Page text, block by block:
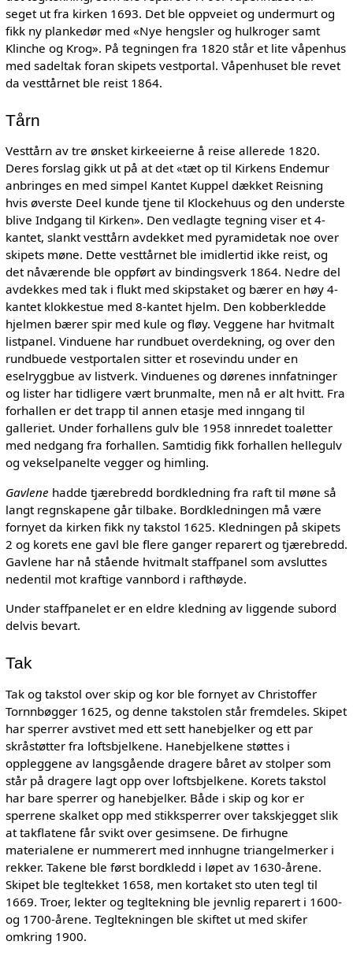
seget ut fra kirken 1693. Det ble oppveiet og undermurt og
fikk ny plankedør med «Nye hengsler og hulkroger samt
Klinche og Krog». På tegningen fra 1820 står et lite våpenhus
med sadeltak foran skipets vestportal. Våpenhuset ble revet
da vesttårnet ble reist 1864.
Tårn
Vesttårn av tre ønsket kirkeeierne å reise allerede 1820.
Deres forslag gikk ut på at det «tæt op til Kirkens Endemur
anbringes en med simpel Kantet Kuppel dækket Reisning
hvis øverste Deel kunde tjene til Klockehuus og den underste
blive Indgang til Kirken». Den vedlagte tegning viser et 4-
kantet, slankt vesttårn avdekket med pyramidetak noe over
skipets møne. Dette vesttårnet ble imidlertid ikke reist, og
det nåværende ble oppført av bindingsverk 1864. Nedre del
avdekkes med tak i flukt med skipstaket og bærer en høy 4-
kantet klokkestue med 8-kantet hjelm. Den kobberkledde
hjelmen bærer spir med kule og fløy. Veggene har hvitmalt
listpanel. Vinduene har rundbuet overdekning, og over den
rundbuede vestportalen sitter et rosevindu under en
eselryggbue av listverk. Vinduenes og dørenes innfatninger
og lister har tidligere vært brunmalte, men nå er alt hvitt. Fra
forhallen er det trapp til annen etasje med inngang til
galleriet. Under forhallens gulv ble 1958 innredet toaletter
med nedgang fra forhallen. Samtidig fikk forhallen hellegulv
og vekselpanelte vegger og himling.
Gavlene hadde tjærebredd bordkledning fra raft til møne så
langt regnskapene går tilbake. Bordkledningen må være
fornyet da kirken fikk ny takstol 1625. Kledningen på skipets
2 og korets ene gavl ble flere ganger reparert og tjærebredd.
Gavlene har nå stående hvitmalt staffpanel som avsluttes
nedentil mot kraftige vannbord i rafthøyde.
Under staffpanelet er en eldre kledning av liggende subord
delvis bevart.
Tak
Tak og takstol over skip og kor ble fornyet av Christoffer
Tornnbøgger 1625, og denne takstolen står fremdeles. Skipet
har sperrer avstivet med ett sett hanebjelker og ett par
skråstøtter fra loftsbjelkene. Hanebjelkene støttes i
oppleggene av langsgående dragere båret av stolper som
står på dragere lagt opp over loftsbjelkene. Korets takstol
har bare sperrer og hanebjelker. Både i skip og kor er
sperrene skalket opp med stikksperrer over takskjegget slik
at takflatene får svikt over gesimsene. De firhugne
materialene er nummerert med innhugne triangelmerker i
rekker. Takene ble først bordkledd i løpet av 1630-årene.
Skipet ble tegltekket 1658, men kortaket sto uten tegl til
1669. Troer, lekter og tegltekning ble jevnlig reparert i 1600-
og 1700-årene. Tegltekningen ble skiftet ut med skifer
omkring 1900.